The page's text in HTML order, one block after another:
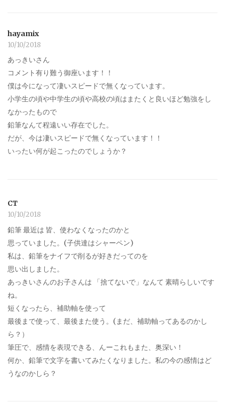
hayamix
10/10/2018
あっきいさん
コメント有り難う御座います！！
僕は今になって凄いスピードで無くなっています。
小学生の頃や中学生の頃や高校の頃はまたくと良いほど勉強をし
なかったもので
鉛筆なんて程遠いい存在でした。
だが、今は凄いスピードで無くなっています！！
いったい何が起こったのでしょうか？
CT
10/10/2018
鉛筆 最近は 皆、使わなくなったのかと
思っていました。(子供達はシャーペン)
私は、鉛筆をナイフで削るが好きだってのを
思い出しました。
あっきいさんのお子さんは 「捨てないで」なんて 素晴らしいです
ね。
短くなったら、補助軸を使って
最後まで使って、最後また使う。(まだ、補助軸ってあるのかし
ら？）
筆圧で、感情を表現できる、んーこれもまた、奥深い！
何か、鉛筆で文字を書いてみたくなりました。私の今の感情はど
うなのかしら？